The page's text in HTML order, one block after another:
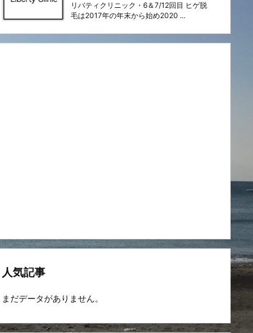
リバティクリニック・6＆7/12回目 ヒゲ脱
毛は2017年の年末から始め2020 ...
人気記事
まだデータがありません。